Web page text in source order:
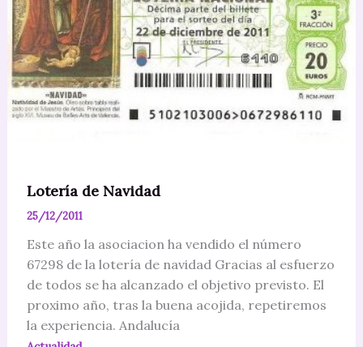
Lotería de Navidad
25/12/2011
Este año la asociacion ha vendido el número
67298 de la lotería de navidad Gracias al esfuerzo
de todos se ha alcanzado el objetivo previsto. El
proximo año, tras la buena acojida, repetiremos
la experiencia. Andalucía